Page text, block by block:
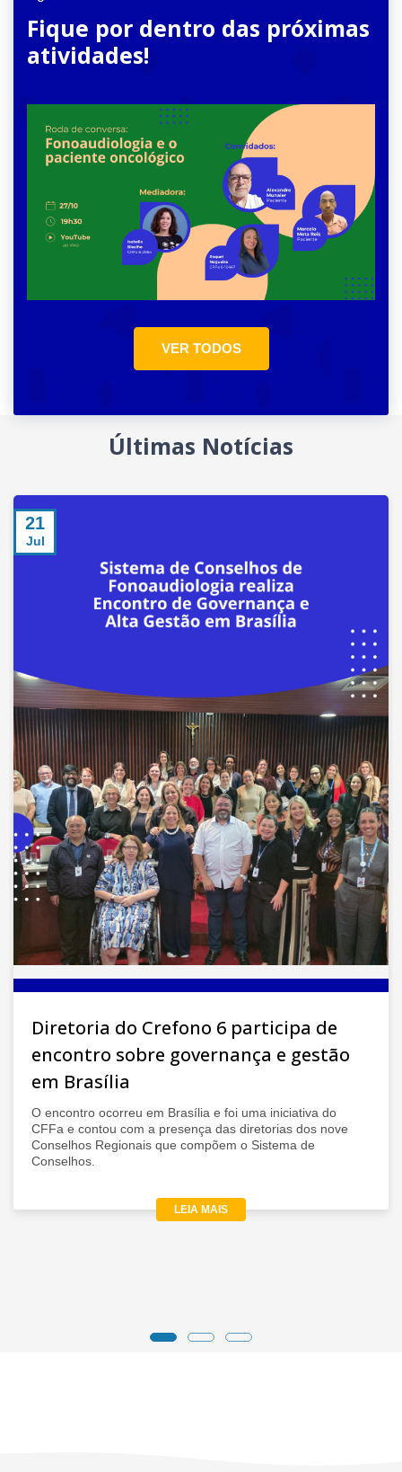
Fique por dentro das próximas
atividades!
VER TODOS
Últimas Notícias
21
Jul
Diretoria do Crefono 6 participa de
encontro sobre governança e gestão
em Brasília
O encontro ocorreu em Brasília e foi uma iniciativa do
CFFa e contou com a presença das diretorias dos nove
Conselhos Regionais que compõem o Sistema de
Conselhos.
LEIA MAIS